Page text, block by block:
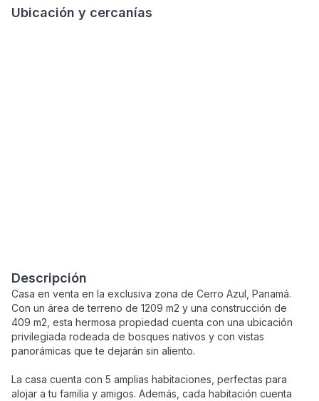
Ubicación y cercanías
Descripción
Casa en venta en la exclusiva zona de Cerro Azul, Panamá.
Con un área de terreno de 1209 m2 y una construcción de
409 m2, esta hermosa propiedad cuenta con una ubicación
privilegiada rodeada de bosques nativos y con vistas
panorámicas que te dejarán sin aliento.
La casa cuenta con 5 amplias habitaciones, perfectas para
alojar a tu familia y amigos. Además, cada habitación cuenta